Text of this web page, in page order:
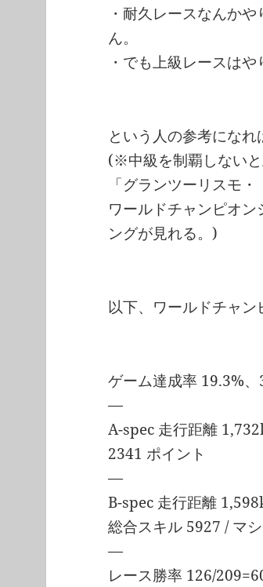
・耐久レースなんか
ん。
・でも上級レースはや
という人の参考になれ
(※中級を制覇しない
「グランツーリスモ・
ワールドチャンピオ
ングが見れる。)
以下、ワールドチャン
ゲーム達成率 19.3%、
—
A-spec 走行距離
2341 ポイント
—
B-spec 走行距離
総合スキル 5927 / マ
—
レース勝率 126/